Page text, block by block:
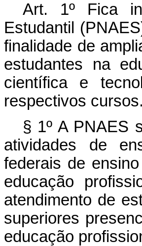
Art. 1º Fica
Estudantil
finalidade de
estudantes na
científica e
respectivos cursos.
§ 1º A PNAES
atividades de
federais de
educação
atendimento de
superiores
educação